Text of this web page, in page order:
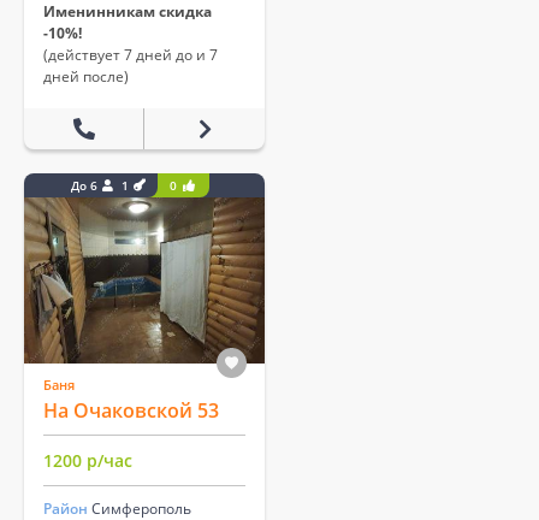
Именинникам скидка
-10%!
(действует 7 дней до и 7
дней после)
До 6 1 0
Баня
На Очаковской 53
1200 р/час
Район Симферополь